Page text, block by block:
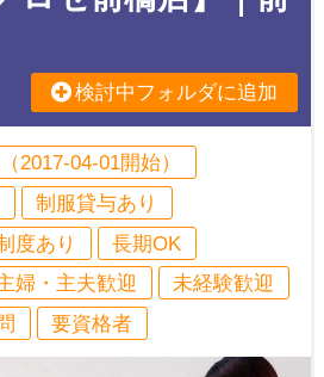
検討中フォルダに追加
2017-04-01開始）
制服貸与あり
度あり
長期OK
婦・主夫歓迎
未経験歓迎
要資格者